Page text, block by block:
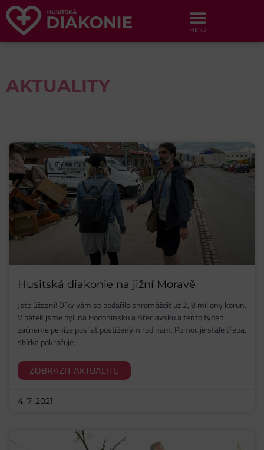
AKTUALITY
Husitská diakonie na jižní Moravě
Jste úžasní! Díky vám se podařilo shromáždit už 2, 8 miliony korun.
V pátek jsme byli na Hodonínsku a Břeclavsku a tento týden
začneme peníze posílat postiženým rodinám. Pomoc je stále třeba,
sbírka pokračuje.
ZOBRAZIT AKTUALITU
4. 7. 2021